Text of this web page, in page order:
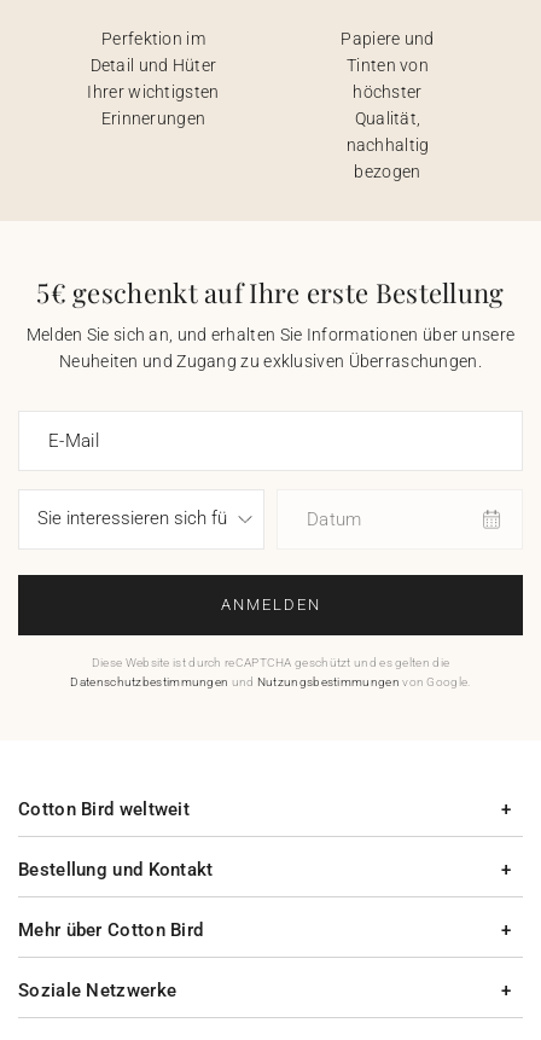
Perfektion im
Detail und Hüter
Ihrer wichtigsten
Erinnerungen
Papiere und
Tinten von
höchster
Qualität,
nachhaltig
bezogen
5€ geschenkt auf Ihre erste Bestellung
Melden Sie sich an, und erhalten Sie Informationen über unsere
Neuheiten und Zugang zu exklusiven Überraschungen.
E-Mail
Datum
ANMELDEN
Diese Website ist durch reCAPTCHA geschützt und es gelten die
Datenschutzbestimmungen und Nutzungsbestimmungen von Google.
Bestellung und Kontakt
Mehr über Cotton Bird
Cotton Bird weltweit
Soziale Netzwerke